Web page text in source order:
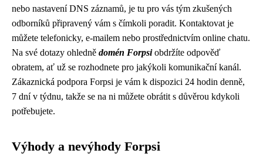
nebo nastavení DNS záznamů, je tu pro vás tým zkušených
odborníků připravený vám s čímkoli poradit. Kontaktovat je
můžete telefonicky, e-mailem nebo prostřednictvím online chatu.
Na své dotazy ohledně domén Forpsiobdržíte odpověď
obratem, ať už se rozhodnete pro jakýkoli komunikační kanál.
Zákaznická podpora Forpsi je vám k dispozici 24 hodin denně,
7 dní v týdnu, takže se na ni můžete obrátit s důvěrou kdykoli
potřebujete.
Výhody a nevýhody Forpsi